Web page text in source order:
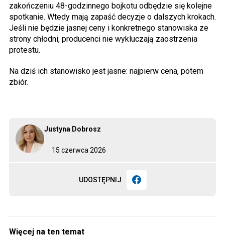
15 czerwca 2026
Justyna Dobrosz
UDOSTĘPNIJ
zakończeniu 48-godzinnego bojkotu odbędzie się kolejne
spotkanie. Wtedy mają zapaść decyzje o dalszych krokach.
Jeśli nie będzie jasnej ceny i konkretnego stanowiska ze
strony chłodni, producenci nie wykluczają zaostrzenia
protestu.
Na dziś ich stanowisko jest jasne: najpierw cena, potem
zbiór.